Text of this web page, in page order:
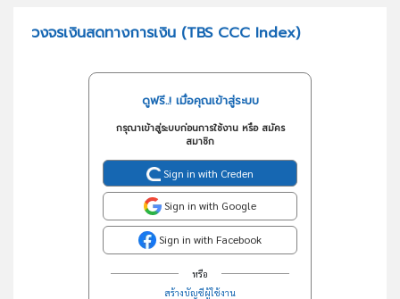
วงจรเงินสดทางการเงิน (TBS CCC Index)
ดูฟรี..! เมื่อคุณเข้าสู่ระบบ
กรุณาเข้าสู่ระบบก่อนการใช้งาน หรือ สมัคร
สมาชิก
Sign in with Creden
Sign in with Google
Sign in with Facebook
หรือ
สร้างบัญชีผู้ใช้งาน